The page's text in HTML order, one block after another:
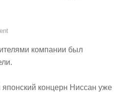
компании был
концерн Ниссан уже